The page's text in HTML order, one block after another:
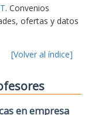
. Convenios
ofertas y datos
[Volver al índice]
en empresa